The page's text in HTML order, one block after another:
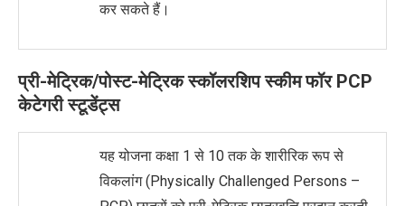
कर सकते हैं।
प्री-मेट्रिक/पोस्ट-मेट्रिक स्कॉलरशिप स्कीम फॉर PCP
केटेगरी स्टूडेंट्स
यह योजना कक्षा 1 से 10 तक के शारीरिक रूप से
विकलांग (Physically Challenged Persons –